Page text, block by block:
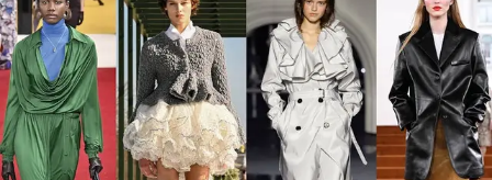
internazionale che la Milano Design Week richiama
all'ordine.